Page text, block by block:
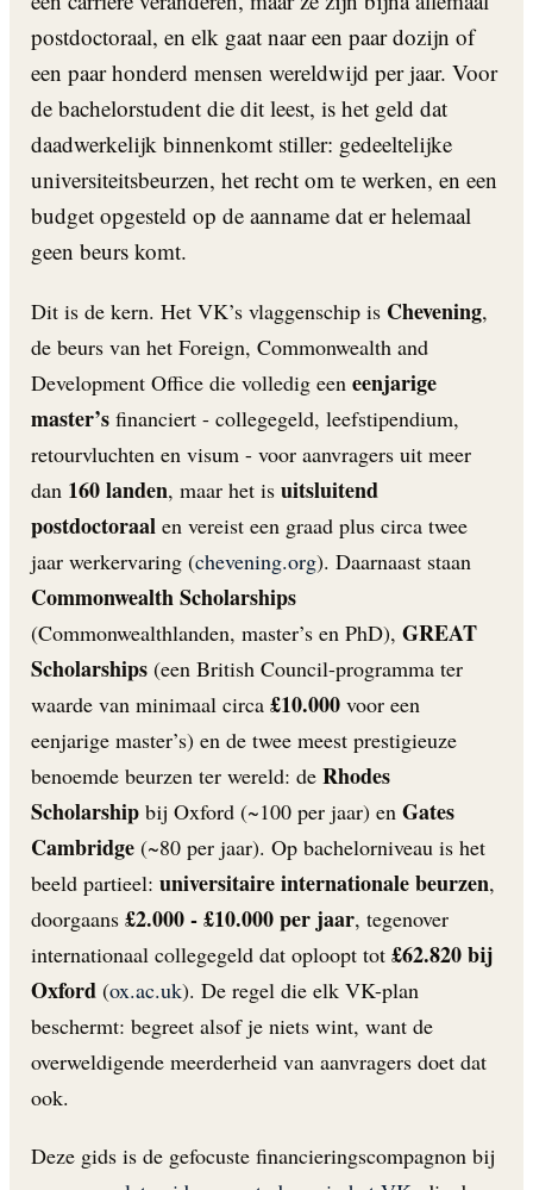
postdoctoraal, en elk gaat naar een paar dozijn of
een paar honderd mensen wereldwijd per jaar. Voor
de bachelorstudent die dit leest, is het geld dat
daadwerkelijk binnenkomt stiller: gedeeltelijke
universiteitsbeurzen, het recht om te werken, en een
budget opgesteld op de aanname dat er helemaal
geen beurs komt.
Dit is de kern. Het VK’s vlaggenschip is Chevening,
de beurs van het Foreign, Commonwealth and
Development Office die volledig een eenjarige
master’s financiert - collegegeld, leefstipendium,
retourvluchten en visum - voor aanvragers uit meer
dan 160 landen, maar het is uitsluitend
postdoctoraal en vereist een graad plus circa twee
jaar werkervaring (chevening.org). Daarnaast staan
Commonwealth Scholarships
(Commonwealthlanden, master’s en PhD), GREAT
Scholarships (een British Council-programma ter
waarde van minimaal circa £10.000 voor een
eenjarige master’s) en de twee meest prestigieuze
benoemde beurzen ter wereld: de Rhodes
Scholarship bij Oxford (~100 per jaar) en Gates
Cambridge (~80 per jaar). Op bachelorniveau is het
beeld partieel: universitaire internationale beurzen,
doorgaans £2.000 - £10.000 per jaar, tegenover
internationaal collegegeld dat oploopt tot £62.820 bij
Oxford (ox.ac.uk). De regel die elk VK-plan
beschermt: begreet alsof je niets wint, want de
overweldigende meerderheid van aanvragers doet dat
ook.
Deze gids is de gefocuste financieringscompagnon bij